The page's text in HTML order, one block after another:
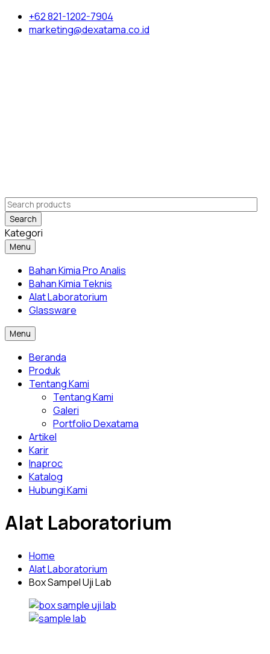
+62 821-1202-7904
marketing@dexatama.co.id
Search
Kategori
Menu
Bahan Kimia Pro Analis
Bahan Kimia Teknis
Alat Laboratorium
Glassware
Menu
Beranda
Produk
Tentang Kami
Tentang Kami
Galeri
Portfolio Dexatama
Artikel
Karir
Inaproc
Katalog
Hubungi Kami
Alat Laboratorium
Home
Alat Laboratorium
Box Sampel Uji Lab